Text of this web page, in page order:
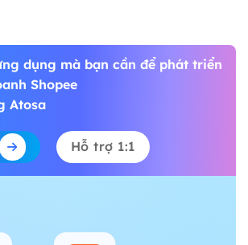
dụng mà bạn cần để phát triển
Shopee
Atosa
Hỗ trợ 1:1